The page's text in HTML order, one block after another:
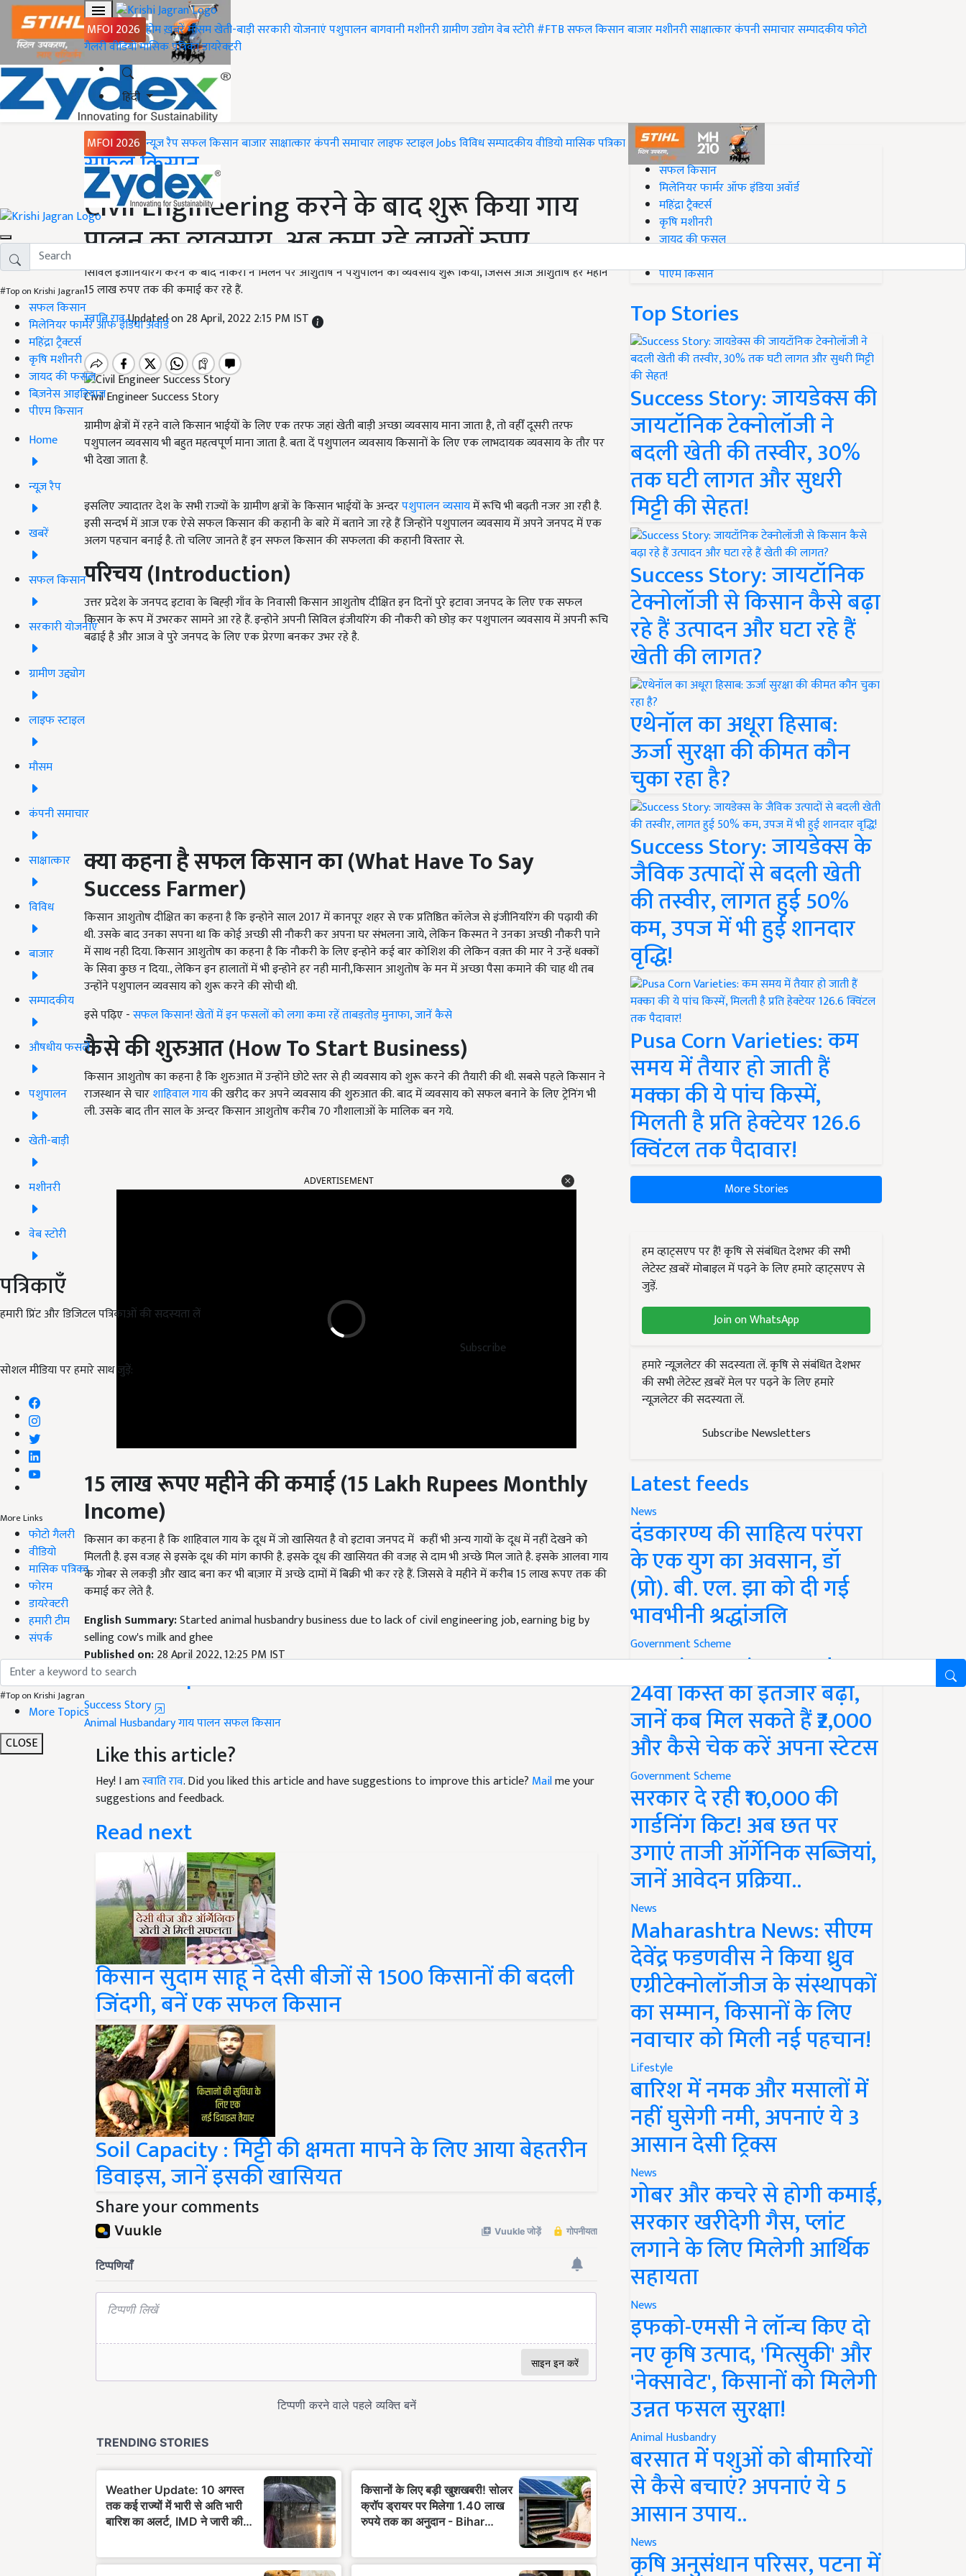
MFOI 2026 होमख़बरेंमौसमखेती-बाड़ीसरकारी योजनाएंपशुपालनबागवानीमशीनरीग्रामीण उद्योगवेब स्टोरी#FTBसफल किसानबाजारमशीनरीसाक्षात्कारकंपनी समाचारसम्पादकीयफोटो
गैलरीवीडियोमासिक पत्रिकाडायरेक्टरी
हिंदी
MFOI 2026 न्यूज़ रैपसफल किसानबाजारसाक्षात्कारकंपनी समाचारलाइफ स्टाइलJobsविविधसम्पादकीयवीडियोमासिक पत्रिका
#Top on Krishi Jagran
सफल किसान
मिलेनियर फार्मर ऑफ इंडिया अवॉर्ड
महिंद्रा ट्रैक्टर्स
कृषि मशीनरी
जायद की फसल
बिज़नेस आइडियाज
पीएम किसान
Home
न्यूज़ रैप
खबरें
सफल किसान
सरकारी योजनाएं
ग्रामीण उद्द्योग
लाइफ स्टाइल
मौसम
कंपनी समाचार
साक्षात्कार
विविध
बाजार
सम्पादकीय
औषधीय फसलें
पशुपालन
खेती-बाड़ी
मशीनरी
वेब स्टोरी
पत्रिकाएँ
हमारी प्रिंट और डिजिटल पत्रिकाओं की सदस्यता लें
Subscribe
सोशल मीडिया पर हमारे साथ जुड़ें:
More Links
फोटो गैलरी
वीडियो
मासिक पत्रिका
फोरम
डायरेक्टरी
हमारी टीम
संपर्क
#Top on Krishi Jagran
More Topics
CLOSE
Home
सफल किसान
Civil Engineering करने के बाद शुरू किया गाय
पालन का व्यवसाय, अब कमा रहे लाखों रुपए
सिविल इंजीनियरिंग करने के बाद नौकरी न मिलने पर आशुतोष ने पशुपालन का व्यवसाय शुरू किया, जिससे आज आशुतोष हर महीने
15 लाख रुपए तक की कमाई कर रहे हैं.
स्वाति रावUpdated on 28 April, 2022 2:15 PM IST
Civil Engineer Success Story
ग्रामीण क्षेत्रों में रहने वाले किसान भाईयों के लिए एक तरफ जहां खेती बाड़ी अच्छा व्यवसाय माना जाता है, तो वहीँ दूसरी तरफ
पशुपालन व्यवसाय भी बहुत महत्वपूर्ण माना जाता है. बता दें पशुपालन व्यवसाय किसानों के लिए एक लाभदायक व्यवसाय के तौर पर
भी देखा जाता है.
इसलिए ज्यादातर देश के सभी राज्यों के ग्रामीण क्षत्रों के किसान भाईयों के अन्दरपशुपालन व्यसायमें रूचि भी बढ़ती नजर आ रही है.
इसी सन्दर्भ में आज एक ऐसे सफल किसान की कहानी के बारे में बताने जा रहे हैं जिन्होंने पशुपालन व्यवसाय में अपने जनपद में एक
अलग पहचान बनाई है. तो चलिए जानते हैं इन सफल किसान की सफलता की कहानी विस्तार से.
परिचय (Introduction)
उत्तर प्रदेश के जनपद इटावा के बिह्ड़ी गाँव के निवासी किसान आशुतोष दीक्षित इन दिनों पुरे इटावा जनपद के लिए एक सफल
किसान के रूप में उभरकर सामने आ रहे हैं. इन्होने अपनी सिविल इंजीयरिंग की नौकरी को छोड़ कर पशुपालन व्यवसाय में अपनी रूचि
बढाई है और आज वे पुरे जनपद के लिए एक प्रेरणा बनकर उभर रहे है.
क्या कहना है सफल किसान का(What Have To Say
Success Farmer)
किसान आशुतोष दीक्षित का कहना है कि इन्होने साल 2017 में कानपूर शहर से एक प्रतिष्ठित कॉलेज से इंजीनियरिंग की पढ़ायी की
थी. उसके बाद उनका सपना था कि कोई अच्छी सी नौकरी कर अपना घर संभलना जाये, लेकिन किस्मत ने उनका अच्छी नौकरी पाने
में साथ नही दिया. किसान आशुतोष का कहना है कि नौकरी के लिए इन्होने कई बार कोशिश की लेकिन वक़्त की मार ने उन्हें धक्कों
के सिवा कुछ न दिया., लेकिन इन हालातों में भी इन्होने हर नही मानी,किसान आशुतोष के मन में अच्छा पैसा कमाने की चाह थी तब
उन्होंने पशुपालन व्यवसाय को शुरू करने की सोची थी.
इसे पढ़िए -सफल किसान! खेतों में इन फसलों को लगा कमा रहें ताबड़तोड़ मुनाफा, जानें कैसे
कैसे की शुरुआत(How To Start Business)
किसान आशुतोष का कहना है कि शुरुआत में उन्होंने छोटे स्तर से ही व्यवसाय को शुरू करने की तैयारी की थी. सबसे पहले किसान ने
राजस्थान से चारशाहिवाल गायकी खरीद कर अपने व्यवसाय की शुरुआत की. बाद में व्यवसाय को सफल बनाने के लिए ट्रेनिंग भी
ली. उसके बाद तीन साल के अन्दर किसान आशुतोष करीब 70 गौशालाओं के मालिक बन गये.
15लाख रूपए महीने की कमाई(15 Lakh Rupees Monthly
Income)
किसान का कहना है कि शाहिवाल गाय के दूध में जो खासियत है वो इटावा जनपद में कहीं भी अन्य गायों के दूध में नहीं देखने को
मिलती है. इस वजह से इसके दूध की मांग काफी है. इसके दूध की खासियत की वजह से दाम भी अच्छे मिल जाते है. इसके आलवा गाय
के गोबर से लकड़ी और खाद बना कर भी बाज़ार में अच्छे दामों में बिक्री भी कर रहे हैं. जिससे वे महीने में करीब 15 लाख रूपए तक की
कमाई कर लेते है.
English Summary:
selling cow's milk and ghee
Published on:28 April 2022, 12:25 PM IST
Related Topics
Success Story
Animal Husbandary
Like this article?
Hey! I amस्वाति राव. Did you liked this article and have suggestions to improve this article?
suggestions and feedback.
Read next
किसान सुदाम साहू ने देसी बीजों से 1500 किसानों की बदली
जिंदगी, बनें एक सफल किसान
Soil Capacity : मिट्टी की क्षमता मापने के लिए आया बेहतरीन
डिवाइस, जानें इसकी खासियत
Share your comments
#Top on Krishi Jagran
सफल किसान
मिलेनियर फार्मर ऑफ इंडिया अवॉर्ड
महिंद्रा ट्रैक्टर्स
कृषि मशीनरी
जायद की फसल
पीएम किसान
Top Stories
Success Story: जायडेक्स की
जायटॉनिक टेक्नोलॉजी ने
बदली खेती की तस्वीर, 30%
तक घटी लागत और सुधरी
मिट्टी की सेहत!
Success Story: जायटॉनिक
टेक्नोलॉजी से किसान कैसे बढ़ा
रहे हैं उत्पादन और घटा रहे हैं
खेती की लागत?
एथेनॉल का अधूरा हिसाब:
ऊर्जा सुरक्षा की कीमत कौन
चुका रहा है?
Success Story: जायडेक्स के
जैविक उत्पादों से बदली खेती
की तस्वीर, लागत हुई 50%
कम, उपज में भी हुई शानदार
वृद्धि!
Pusa Corn Varieties: कम
समय में तैयार हो जाती हैं
मक्का की ये पांच किस्में,
मिलती है प्रति हेक्टेयर 126.6
क्विंटल तक पैदावार!
More Stories
हम व्हाट्सएप पर हैं! कृषि से संबंधित देशभर की सभी
लेटेस्ट ख़बरें मोबाइल में पढ़ने के लिए हमारे व्हाट्सएप से
जुड़ें.
Join on WhatsApp
हमारे न्यूज़लेटर की सदस्यता लें. कृषि से संबंधित देशभर
की सभी लेटेस्ट ख़बरें मेल पर पढ़ने के लिए हमारे
न्यूज़लेटर की सदस्यता लें.
Subscribe Newsletters
Latest feeds
News
दंडकारण्य की साहित्य परंपरा
के एक युग का अवसान, डॉ
(प्रो). बी. एल. झा को दी गई
भावभीनी श्रद्धांजलि
Government Scheme
PM Kisan Yojana Update:
24वीं किस्त का इंतजार बढ़ा,
जानें कब मिल सकते हैं ₹2,000
और कैसे चेक करें अपना स्टेटस
Government Scheme
सरकार दे रही ₹10,000 की
गार्डनिंग किट! अब छत पर
उगाएं ताजी ऑर्गेनिक सब्जियां,
जानें आवेदन प्रक्रिया..
News
Maharashtra News: सीएम
देवेंद्र फडणवीस ने किया ध्रुव
एग्रीटेक्नोलॉजीज के संस्थापकों
का सम्मान, किसानों के लिए
नवाचार को मिली नई पहचान!
Lifestyle
बारिश में नमक और मसालों में
नहीं घुसेगी नमी, अपनाएं ये 3
आसान देसी ट्रिक्स
News
गोबर और कचरे से होगी कमाई,
सरकार खरीदेगी गैस, प्लांट
लगाने के लिए मिलेगी आर्थिक
सहायता
News
इफको-एमसी ने लॉन्च किए दो
नए कृषि उत्पाद, 'मित्सुकी' और
'नेक्सावेट', किसानों को मिलेगी
उन्नत फसल सुरक्षा!
Animal Husbandry
बरसात में पशुओं को बीमारियों
से कैसे बचाएं? अपनाएं ये 5
आसान उपाय..
News
कृषि अनुसंधान परिसर, पटना में